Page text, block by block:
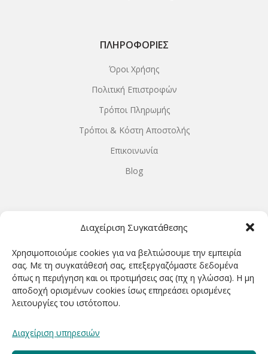
Διαχείριση Συγκατάθεσης
Χρησιμοποιούμε cookies για να βελτιώσουμε την εμπειρία
σας. Με τη συγκατάθεσή σας, επεξεργαζόμαστε δεδομένα
όπως η περιήγηση και οι προτιμήσεις σας (πχ η γλώσσα). Η μη
αποδοχή ορισμένων cookies ίσως επηρεάσει ορισμένες
λειτουργίες του ιστότοπου.
Διαχείριση υπηρεσιών
ΠΛΗΡΟΦΟΡΊΕΣ
Όροι Χρήσης
Πολιτική Επιστροφών
Τρόποι Πληρωμής
Τρόποι & Κόστη Αποστολής
Επικοινωνία
Blog
ΤΡΙΤΗ-ΠΕΜΠΤΗ-ΠΑΡΑΣΚΕΥΗ 9.00-20.00
ΣΑΒΒΑΤΟ 9.00-15.00
ΕΓΓΡΑΦΕΊΤΕ ΓΙΑ ΝΑ ΛΑΜΒΆΝΕΤΕ ΠΡΏΤΟΙ NΈΑ &